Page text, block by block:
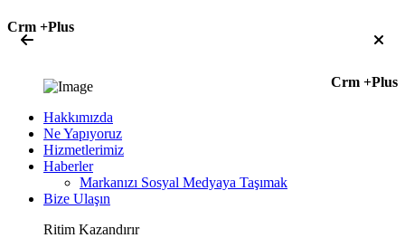
Crm +Plus
Crm +Plus
Hakkımızda
Ne Yapıyoruz
Hizmetlerimiz
Haberler
Markanızı Sosyal Medyaya Taşımak
Bize Ulaşın
Ritim Kazandırır